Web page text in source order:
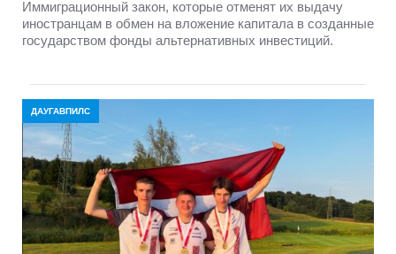
Иммиграционный закон, которые отменят их выдачу
иностранцам в обмен на вложение капитала в созданные
государством фонды альтернативных инвестиций.
ДАУГАВПИЛС